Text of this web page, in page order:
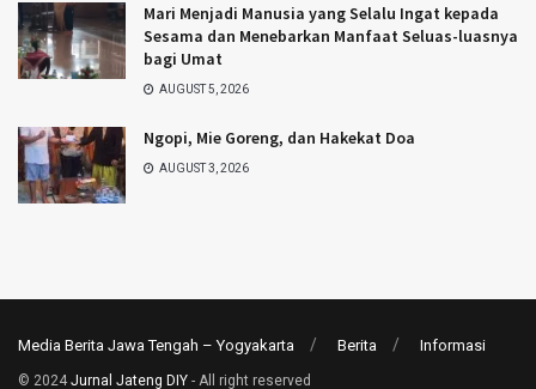
Mari Menjadi Manusia yang Selalu Ingat kepada
Sesama dan Menebarkan Manfaat Seluas-luasnya
bagi Umat
AUGUST 5, 2026
Ngopi, Mie Goreng, dan Hakekat Doa
AUGUST 3, 2026
Media Berita Jawa Tengah – Yogyakarta Berita Informasi
© 2024 Jurnal Jateng DIY - All right reserved